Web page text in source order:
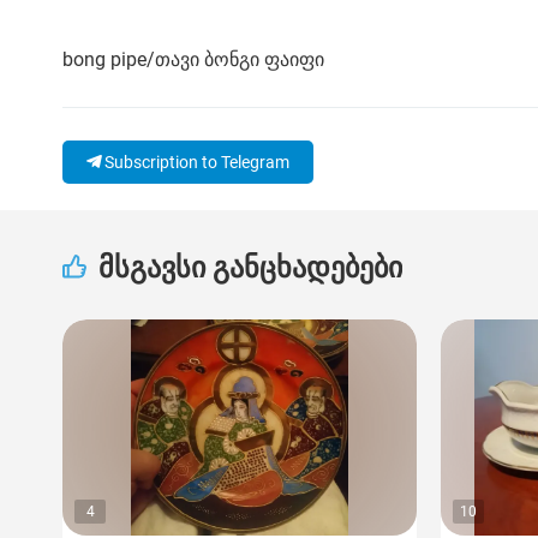
bong pipe/თავი ბონგი ფაიფი
Subscription to Telegram
მსგავსი განცხადებები
4 10